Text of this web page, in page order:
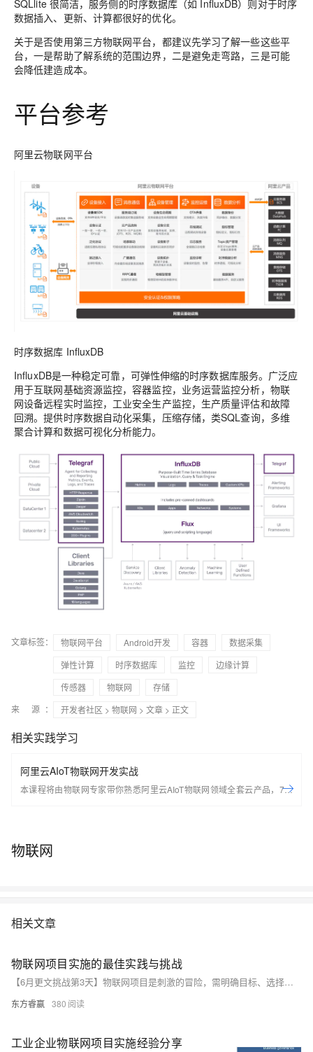
SQLlite 很简洁，服务侧的时序数据库（如 InfluxDB）则对于时序
数据插入、更新、计算都很好的优化。
关于是否使用第三方物联网平台，都建议先学习了解一些这些平
台，一是帮助了解系统的范围边界，二是避免走弯路，三是可能
会降低建造成本。
平台参考
阿里云物联网平台
时序数据库 InfluxDB
InfluxDB是一种稳定可靠，可弹性伸缩的时序数据库服务。广泛应
用于互联网基础资源监控，容器监控，业务运营监控分析，物联
网设备远程实时监控，工业安全生产监控，生产质量评估和故障
回溯。提供时序数据自动化采集，压缩存储，类SQL查询，多维
聚合计算和数据可视化分析能力。
文章标签： 物联网平台 Android开发 容器
数据采集
弹性计算
时序数据库 监控
边缘计算
传感器
物联网
存储
来 源：
开发者社区 > 物联网 > 文章 > 正文
相关实践学习
阿里云AIoT物联网开发实战
本课程将由物联网专家带你熟悉阿里云AIoT物联网领域全套云产品，7天
https://linkwan.console.aliyun.com/service-open
物联网
相关文章
物联网项目实施的最佳实践与挑战
【6月更文挑战第3天】物联网项目是刺激的冒险，需明确目标、选择合适设备和技术。规划、数据管理和安全至关重要。例如，Python代码展示了读取传感器数据和处理的过程。面对设备兼容性、网络稳定性、成本控制和人员技能等挑战，最佳实践是成功的关键。勇敢面对，成为物联网世界的探险家！
东方睿赢 380
工业企业物联网项目实施经验分享